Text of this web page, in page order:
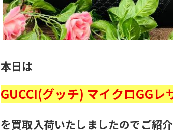
本日は
GUCCI(グッチ) マイクロGGレ
を買取入荷いたしましたのでご紹